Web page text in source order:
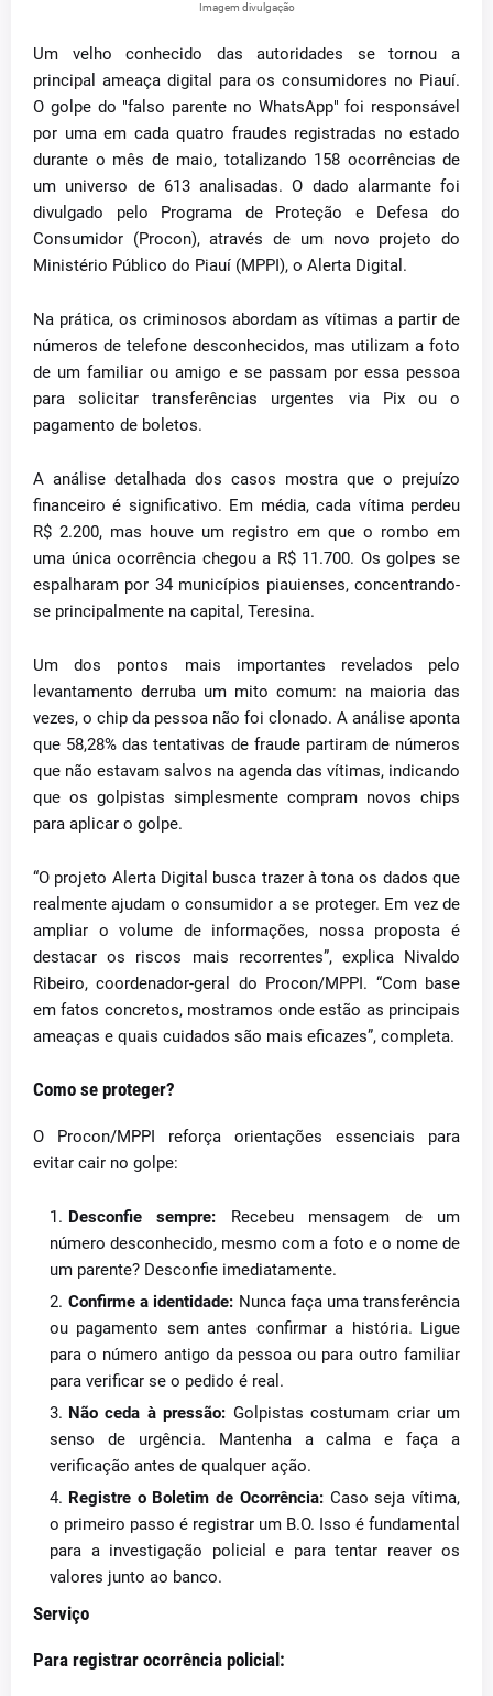
Imagem divulgação
Um velho conhecido das autoridades se tornou a
principal ameaça digital para os consumidores no Piauí.
O golpe do "falso parente no WhatsApp" foi responsável
por uma em cada quatro fraudes registradas no estado
durante o mês de maio, totalizando 158 ocorrências de
um universo de 613 analisadas. O dado alarmante foi
divulgado pelo Programa de Proteção e Defesa do
Consumidor (Procon), através de um novo projeto do
Ministério Público do Piauí (MPPI), o Alerta Digital.
Na prática, os criminosos abordam as vítimas a partir de
números de telefone desconhecidos, mas utilizam a foto
de um familiar ou amigo e se passam por essa pessoa
para solicitar transferências urgentes via Pix ou o
pagamento de boletos.
A análise detalhada dos casos mostra que o prejuízo
financeiro é significativo. Em média, cada vítima perdeu
R$ 2.200, mas houve um registro em que o rombo em
uma única ocorrência chegou a R$ 11.700. Os golpes se
espalharam por 34 municípios piauienses, concentrando-
se principalmente na capital, Teresina.
Um dos pontos mais importantes revelados pelo
levantamento derruba um mito comum: na maioria das
vezes, o chip da pessoa não foi clonado. A análise aponta
que 58,28% das tentativas de fraude partiram de números
que não estavam salvos na agenda das vítimas, indicando
que os golpistas simplesmente compram novos chips
para aplicar o golpe.
“O projeto Alerta Digital busca trazer à tona os dados que
realmente ajudam o consumidor a se proteger. Em vez de
ampliar o volume de informações, nossa proposta é
destacar os riscos mais recorrentes”, explica Nivaldo
Ribeiro, coordenador-geral do Procon/MPPI. “Com base
em fatos concretos, mostramos onde estão as principais
ameaças e quais cuidados são mais eficazes”, completa.
Como se proteger?
O Procon/MPPI reforça orientações essenciais para
evitar cair no golpe:
Desconfie sempre: Recebeu mensagem de um
número desconhecido, mesmo com a foto e o nome de
um parente? Desconfie imediatamente.
Confirme a identidade: Nunca faça uma transferência
ou pagamento sem antes confirmar a história. Ligue
para o número antigo da pessoa ou para outro familiar
para verificar se o pedido é real.
Não ceda à pressão: Golpistas costumam criar um
senso de urgência. Mantenha a calma e faça a
verificação antes de qualquer ação.
Registre o Boletim de Ocorrência:Caso seja vítima,
o primeiro passo é registrar um B.O. Isso é fundamental
para a investigação policial e para tentar reaver os
valores junto ao banco.
Serviço
Para registrar ocorrência policial: